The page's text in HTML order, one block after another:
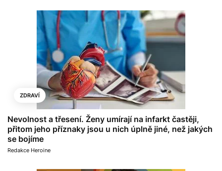
ZDRAVÍ
Nevolnost a třesení. Ženy umírají na infarkt častěji,
přitom jeho příznaky jsou u nich úplně jiné, než jakých
se bojíme
Redakce Heroine